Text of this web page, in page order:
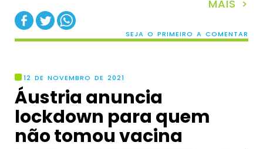
MAIS >
SEJA O PRIMEIRO A COMENTAR
12 DE NOVEMBRO DE 2021
Áustria anuncia
lockdown para quem
não tomou vacina